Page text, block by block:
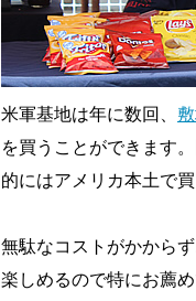
米軍基地は年に数回、
を買うことができます
的にはアメリカ本土で
無駄なコストがかから
楽しめるので特にお薦